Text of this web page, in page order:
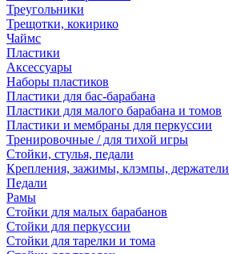
Треугольники
Трещотки, кокирико
Чаймс
Пластики
Аксессуары
Наборы пластиков
Пластики для бас-барабана
Пластики для малого барабана и томов
Пластики и мембраны для перкуссии
Тренировочные / для тихой игры
Стойки, стулья, педали
Крепления, зажимы, клэмпы, держатели
Педали
Рамы
Стойки для малых барабанов
Стойки для перкуссии
Стойки для тарелки и тома